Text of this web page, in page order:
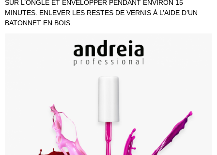
SUR L’ONGLE ET ENVELOPPER PENDANT ENVIRON 15
MINUTES. ENLEVER LES RESTES DE VERNIS À L’AIDE D’UN
BATONNET EN BOIS.